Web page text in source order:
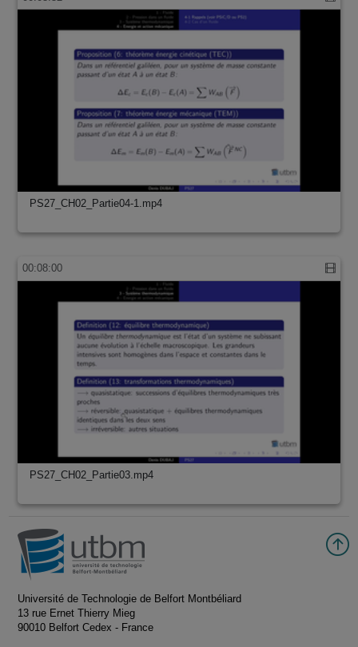
PS27_CH02_Partie04-1.mp4
00:08:00
PS27_CH02_Partie03.mp4
Université de Technologie de Belfort Montbéliard
13 rue Ernet Thierry Mieg
90010 Belfort Cedex - France